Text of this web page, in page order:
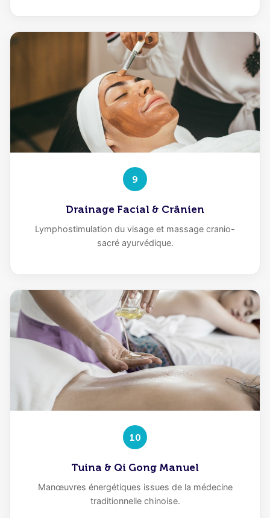
9
Drainage Facial & Crânien
Lymphostimulation du visage et massage cranio-
sacré ayurvédique.
10
Tuina & Qi Gong Manuel
Manœuvres énergétiques issues de la médecine
traditionnelle chinoise.